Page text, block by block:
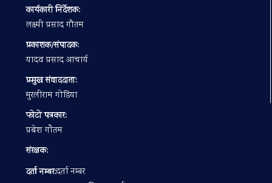
कार्यकारी निर्देशक:
लक्ष्मी प्रसाद गौतम
प्रकाशक/संपादक:
यादव प्रसाद आचार्य
प्रमुख संवाददाता:
मुरलीराम गोडिया
फोटो पत्रकार:
प्रबेश गाैतम
संरक्षक:
दर्ता नम्बर:दर्ता नम्बर